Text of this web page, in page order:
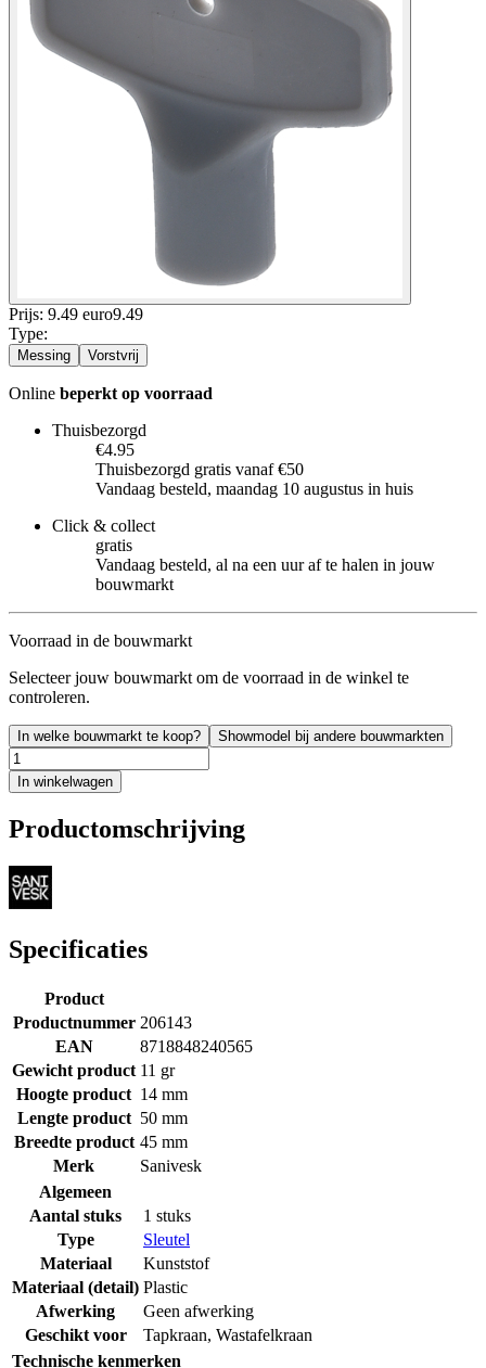
Prijs: 9.49 euro9.49
Type:
Messing Vorstvrij
Online beperkt op voorraad
Thuisbezorgd
€4.95
Thuisbezorgd gratis vanaf €50
Vandaag besteld, maandag 10 augustus in huis
Click & collect
gratis
Vandaag besteld, al na een uur af te halen in jouw
bouwmarkt
Voorraad in de bouwmarkt
Selecteer jouw bouwmarkt om de voorraad in de winkel te
controleren.
In welke bouwmarkt te koop? Showmodel bij andere bouwmarkten
In winkelwagen
Productomschrijving
Specificaties
Product
Productnummer 206143
EAN
8718848240565
Gewicht product 11 gr
Hoogte product 14 mm
Lengte product 50 mm
Breedte product 45 mm
Merk
Sanivesk
Algemeen
Aantal stuks
1 stuks
Type
Sleutel
Materiaal
Kunststof
Materiaal (detail) Plastic
Afwerking
Geen afwerking
Geschikt voor
Tapkraan, Wastafelkraan
Technische kenmerken